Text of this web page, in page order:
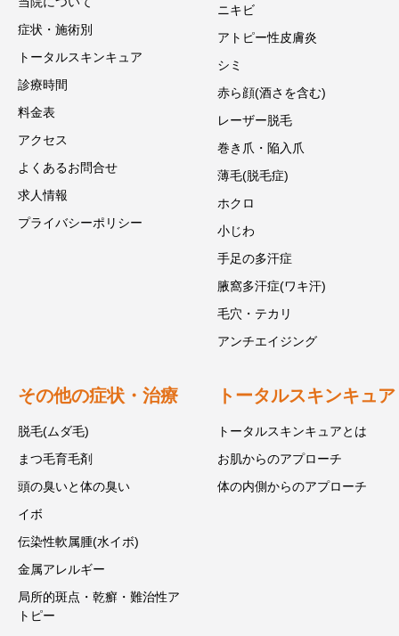
症状・施術別
トータルスキンキュア
診療時間
料金表
アクセス
よくあるお問合せ
求人情報
プライバシーポリシー
ニキビ
アトピー性皮膚炎
シミ
赤ら顔(酒さを含む)
レーザー脱毛
巻き爪・陥入爪
薄毛(脱毛症)
ホクロ
小じわ
手足の多汗症
腋窩多汗症(ワキ汗)
毛穴・テカリ
アンチエイジング
その他の症状・治療
脱毛(ムダ毛)
まつ毛育毛剤
頭の臭いと体の臭い
イボ
伝染性軟属腫(水イボ)
金属アレルギー
局所的斑点・乾癬・難治性ア
トピー
トータルスキンキュア
トータルスキンキュアとは
お肌からのアプローチ
体の内側からのアプローチ